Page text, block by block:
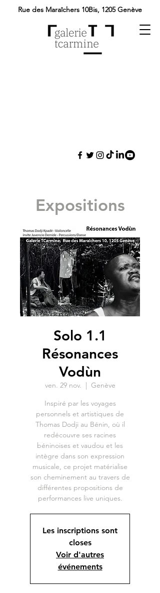
Rue des Maraîchers 10Bis, 1205 Genève
Expositions
Solo 1.1
Résonances
Vodùn
ven. 29 nov.
  |
Genève
Inspiré par les voyages
personnels et artistiques de
Thomas Dodji au Bénin, où il
redécouvre ses racines
béninoises et vaudou et les
intègre dans son expression
musicale, ce projet matérialise
son cheminement au travers de
différentes propositions de
performances live uniques.
Les inscriptions sont
closes
Voir d'autres
événements